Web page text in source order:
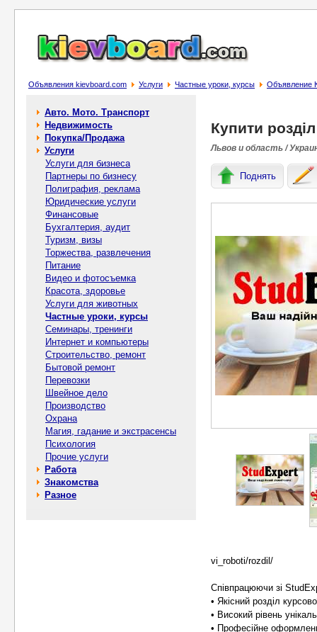
Объявления kievboard.com Услуги Частные уроки, курсы Объявление
Авто. Мото. Транспорт
Недвижимость
Покупка/Продажа
Услуги
Услуги для бизнеса
Партнеры по бизнесу
Полиграфия, реклама
Юридические услуги
Финансовые
Бухгалтерия, аудит
Туризм, визы
Торжества, развлечения
Питание
Видео и фотосъемка
Красота, здоровье
Услуги для животных
Частные уроки, курсы
Семинары, тренинги
Интернет и компьютеры
Строительство, ремонт
Бытовой ремонт
Перевозки
Швейное дело
Производство
Охрана
Магия, гадание и экстрасенсы
Психология
Прочие услуги
Работа
Знакомства
Разное
Купити
Львов и область /
Поднять
vi_roboti/rozdil/
Співпрацюючи зі
• Якісний розділ
• Високий рівень
• Професійне